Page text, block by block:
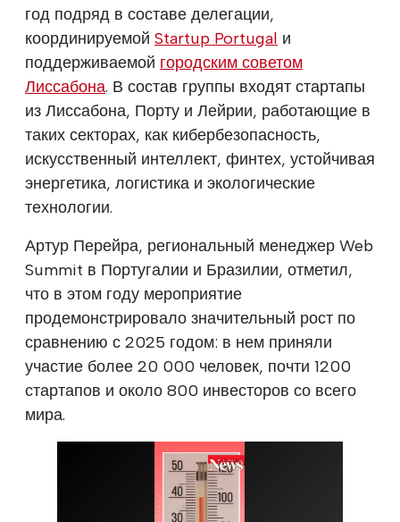
год подряд в составе делегации,
координируемой Startup Portugal и
поддерживаемой городским советом
Лиссабона. В состав группы входят стартапы
из Лиссабона, Порту и Лейрии, работающие в
таких секторах, как кибербезопасность,
искусственный интеллект, финтех, устойчивая
энергетика, логистика и экологические
технологии.
Артур Перейра, региональный менеджер Web
Summit в Португалии и Бразилии, отметил,
что в этом году мероприятие
продемонстрировало значительный рост по
сравнению с 2025 годом: в нем приняли
участие более 20 000 человек, почти 1200
стартапов и около 800 инвесторов со всего
мира.